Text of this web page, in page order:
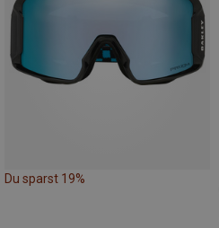
Du sparst 19%